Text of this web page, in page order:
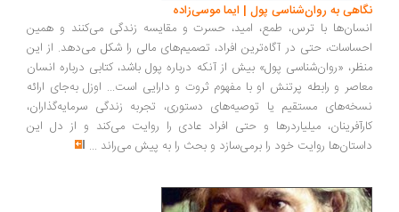
نگاهی به روان‌شناسی پول | ایما موسی‌زاده
انسان‌ها با ترس، طمع، امید، حسرت و مقایسه زندگی می‌کنند و همین
احساسات، حتی در آگاه‌ترین افراد، تصمیم‌های مالی را شکل می‌دهد. از این
منظر، «روان‌شناسی پول» بیش از آنکه درباره پول باشد، کتابی درباره انسان
معاصر و رابطه پرتنش او با مفهوم ثروت و دارایی است... اوزل به‌جای ارائه
نسخه‌های مستقیم یا توصیه‌های دستوری، تجربه زندگی سرمایه‌گذاران،
کارآفرینان، میلیاردرها و حتی افراد عادی را روایت می‌کند و از دل این
داستان‌ها روایت خود را برمی‌سازد و بحث را به پیش می‌راند ...